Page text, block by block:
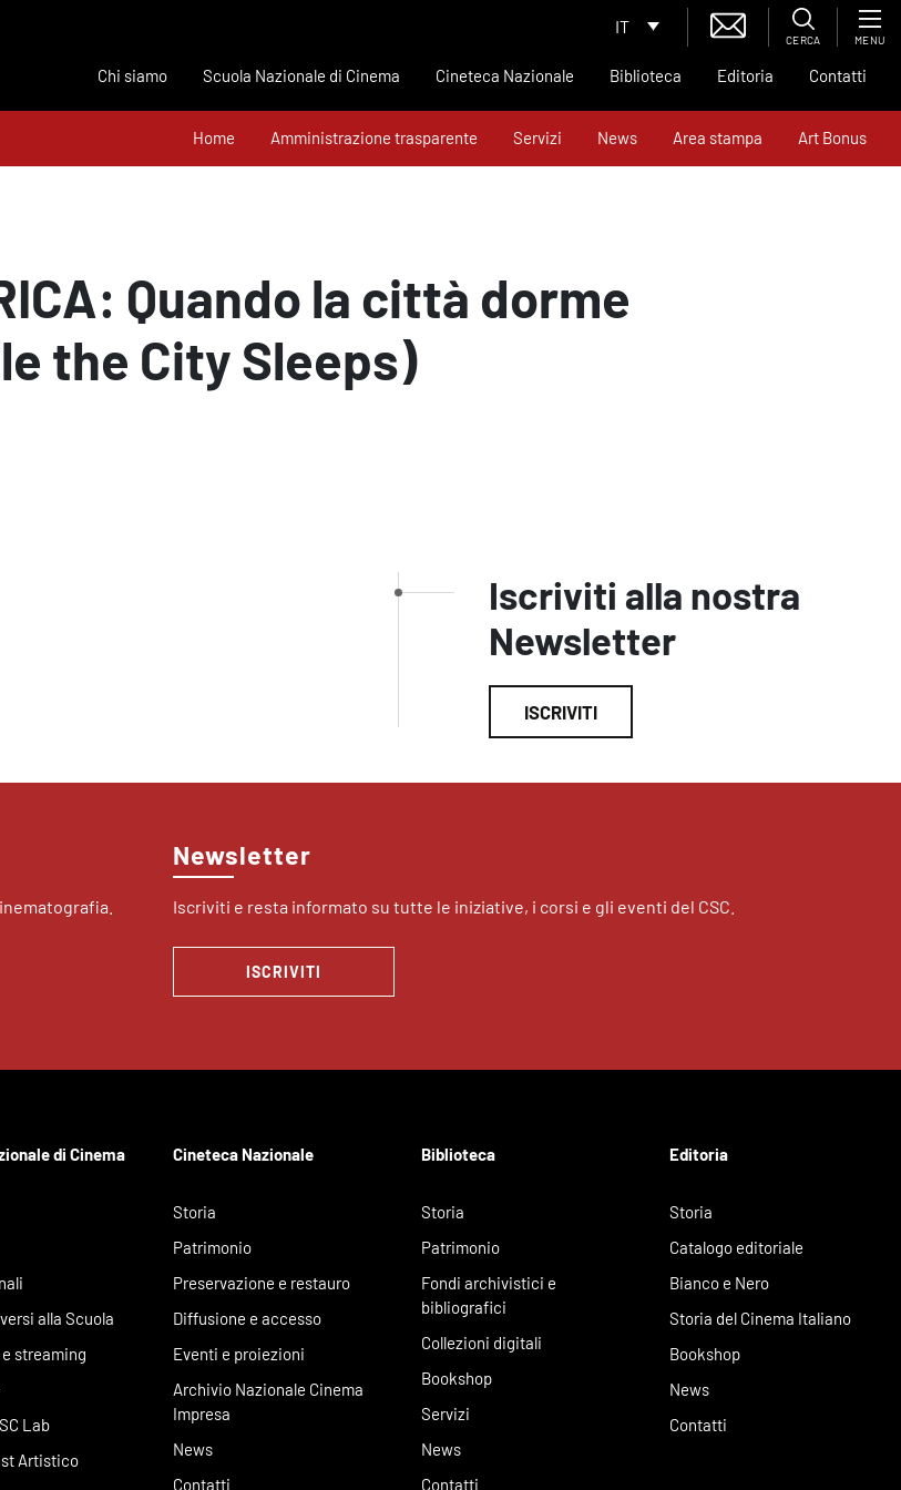
IT
CERCA MENU
Chi siamo Scuola Nazionale di Cinema Cineteca Nazionale Biblioteca Editoria Contatti
Home Amministrazione trasparente Servizi News Area stampa Art Bonus
Quando la città dorme
the City Sleeps)
Iscriviti alla nostra
Newsletter
ISCRIVITI
Newsletter
Iscriviti e resta informato su tutte le iniziative, i corsi e gli eventi del CSC.
ISCRIVITI
di Cinema
alla Scuola
streaming
Lab
Artistico
Cineteca Nazionale
Storia
Patrimonio
Preservazione e restauro
Diffusione e accesso
Eventi e proiezioni
Archivio Nazionale Cinema
Impresa
News
Contatti
Biblioteca
Storia
Patrimonio
Fondi archivistici e
bibliografici
Collezioni digitali
Bookshop
Servizi
News
Contatti
Editoria
Storia
Catalogo editoriale
Bianco e Nero
Storia del Cinema Italiano
Bookshop
News
Contatti